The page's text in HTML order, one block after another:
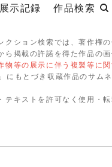
展示記録 作品検索
クション検索では、著作権
ら掲載の許諾を得た作品の
物等の展示に伴う複製等に
」にもとづき収蔵作品のサム
テキストを許可なく使用・